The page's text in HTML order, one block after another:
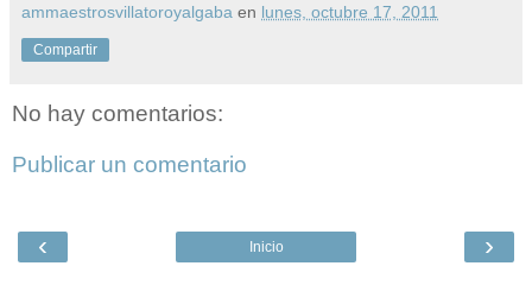
ammaestrosvillatoroyalgaba en lunes, octubre 17, 2011
Compartir
No hay comentarios:
Publicar un comentario
‹ ›
Inicio